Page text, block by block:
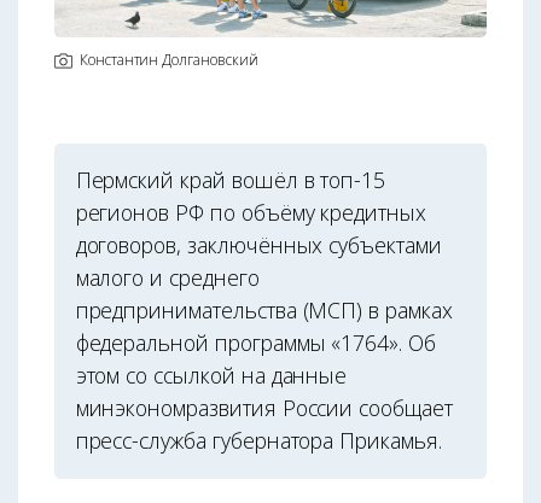
Константин Долгановский
Пермский край вошёл в топ-15
регионов РФ по объёму кредитных
договоров, заключённых субъектами
малого и среднего
предпринимательства (МСП) в рамках
федеральной программы «1764». Об
этом со ссылкой на данные
минэкономразвития России сообщает
пресс-служба губернатора Прикамья.